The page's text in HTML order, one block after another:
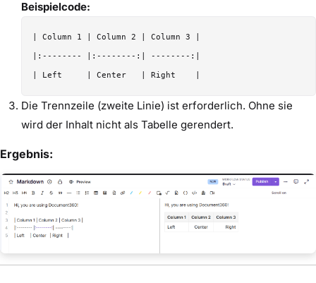
Beispielcode:
| Column 1 | Column 2 | Column 3 |
|:-------- |:--------:| --------:|
Die Trennzeile (zweite Linie) ist erforderlich. Ohne sie
wird der Inhalt nicht als Tabelle gerendert.
Ergebnis: